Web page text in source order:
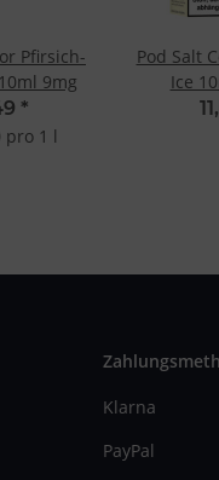
Pfirsich-
9mg
*
pro 1 l
Pod Salt
Ice
Klarna
PayPal